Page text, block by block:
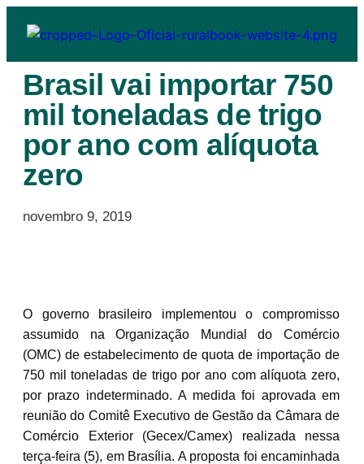
Brasil vai importar 750
mil toneladas de trigo
por ano com alíquota
zero
novembro 9, 2019
O governo brasileiro implementou o compromisso
assumido na Organização Mundial do Comércio
(OMC) de estabelecimento de quota de importação de
750 mil toneladas de trigo por ano com alíquota zero,
por prazo indeterminado. A medida foi aprovada em
reunião do Comitê Executivo de Gestão da Câmara de
Comércio Exterior (Gecex/Camex) realizada nessa
terça-feira (5), em Brasília. A proposta foi encaminhada